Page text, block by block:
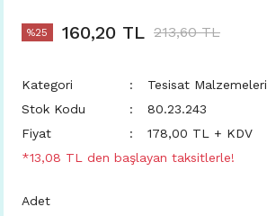
%25 160,20 TL 213,60 TL
Kategori
Tesisat Malzemeleri
Stok Kodu
80.23.243
Fiyat
178,00 TL + KDV
*13,08 TL den başlayan taksitlerle!
Adet